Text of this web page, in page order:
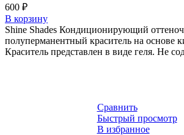
600 ₽
В корзину
Shine Shades Кондиционирующий
полуперманентный краситель на основе
Краситель представлен в виде геля. Не
Сравнить
Быстрый просмотр
В избранное